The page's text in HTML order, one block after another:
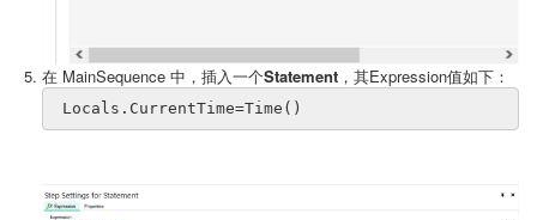
在 MainSequence 中，插入一个Statement ，其Expression值如下：
Locals.CurrentTime=Time()